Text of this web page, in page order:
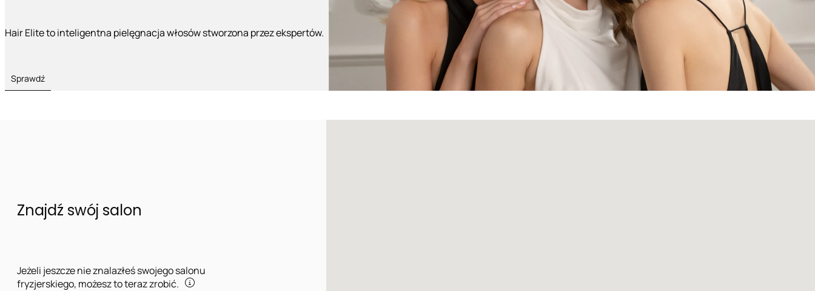
Hair Elite to inteligentna pielęgnacja włosów stworzona przez ekspertów.
Sprawdź
Znajdź swój salon
Jeżeli jeszcze nie znalazłeś swojego salonu
fryzjerskiego, możesz to teraz zrobić.